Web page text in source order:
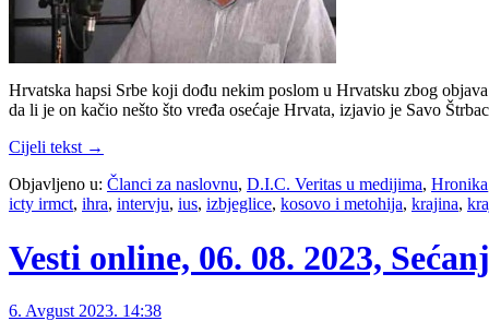
Hrvatska hapsi Srbe koji dođu nekim poslom u Hrvatsku zbog
da li je on kačio nešto što vređa osećaje Hrvata, izjavio je Savo
Cijeli tekst →
Objavljeno u: Članci za naslovnu, D.I.C. Veritas u medijima, Hronika
icty irmct, ihra, intervju, ius, izbjeglice, kosovo i metohija, krajina,
Vesti online, 06. 08. 2023,
6. Avgust 2023. 14:38